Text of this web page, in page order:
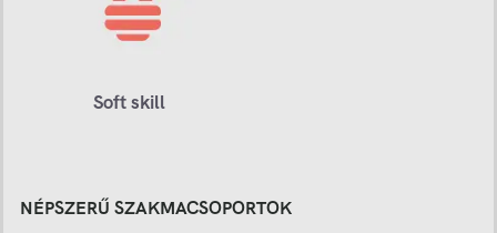
Soft skill
NÉPSZERŰ SZAKMACSOPORTOK